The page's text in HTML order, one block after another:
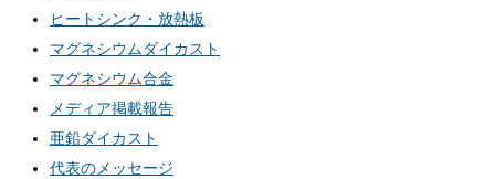
ヒートシンク・放熱板
マグネシウムダイカスト
マグネシウム合金
メディア掲載報告
亜鉛ダイカスト
代表のメッセージ